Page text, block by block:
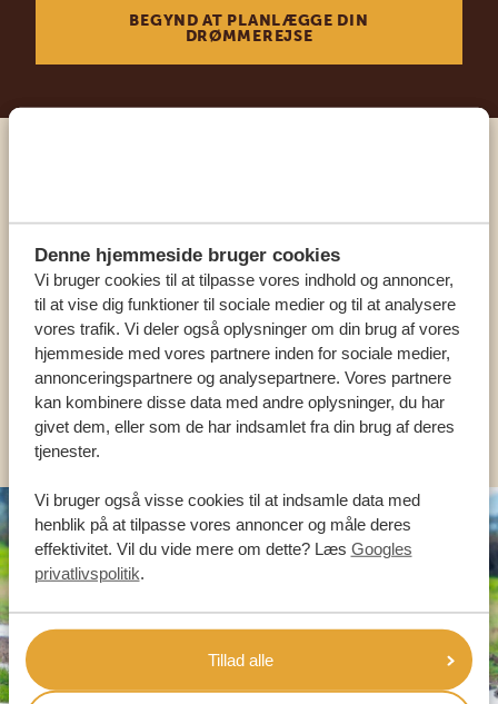
Denne hjemmeside bruger cookies
Vi bruger cookies til at tilpasse vores indhold og annoncer,
til at vise dig funktioner til sociale medier og til at analysere
vores trafik. Vi deler også oplysninger om din brug af vores
hjemmeside med vores partnere inden for sociale medier,
annonceringspartnere og analysepartnere. Vores partnere
kan kombinere disse data med andre oplysninger, du har
givet dem, eller som de har indsamlet fra din brug af deres
tjenester.
Vi bruger også visse cookies til at indsamle data med
henblik på at tilpasse vores annoncer og måle deres
effektivitet. Vil du vide mere om dette? Læs Googles
privatlivspolitik.
Tillad alle
BEGYND AT PLANLÆGGE DIN
DRØMMEREJSE
VORES SPECIALISTER ER HER FOR AT
HJÆLPE DIG
DA: +45 89 88 83 62
KONTAKT OS